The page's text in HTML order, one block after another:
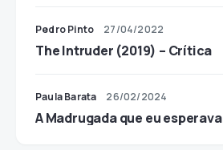
Pedro Pinto 27/04/2022
The Intruder (2019) – Crítica
Paula Barata 26/02/2024
A Madrugada que eu esperava